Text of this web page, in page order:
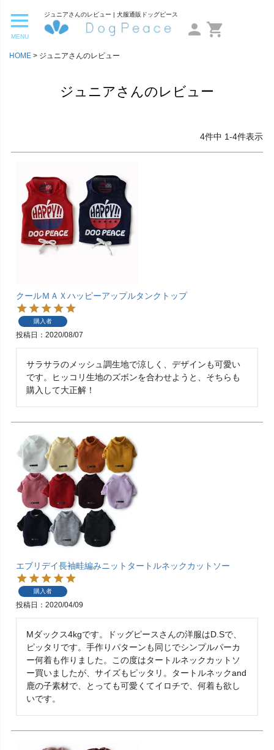
MENU
ジュニアさんのレビュー | 犬服通販ドッグピース
HOME ジュニアさんのレビュー
ジュニアさんのレビュー
4件中 1-4件表示
クールＭＡＸハッピーアップルタンクトップ
購入者
投稿日 2020/08/07
サラサラのメッシュ調生地で涼しく、デザインも可愛い
です。ヒッコリ生地のズボンを合わせようと、そちらも
購入して大正解！
エブリデイ長袖畦編みニットタートルネックカットソー
購入者
投稿日 2020/04/09
Mダックス4kgです。ドッグピースさんの洋服はD.Sで、
ピッタリです。手作りパターンも同じでシンプルパーカ
ー何着も作りました。この度はタートルネックカットソ
ー買いましたが、サイズもピッタリ。タートルネックand
鹿の子素材で、とっても可愛くてイロチで、何着も欲し
いです。